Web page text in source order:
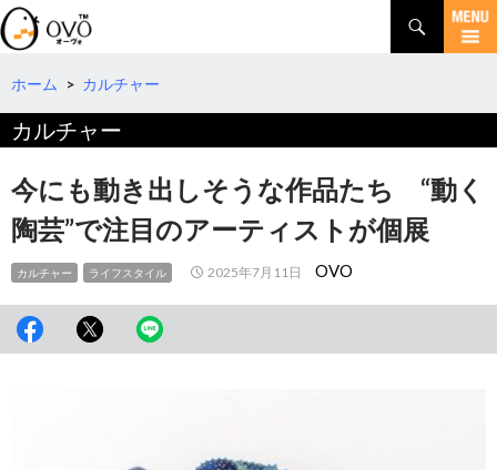
検
索
コ
テ
ツ
へ
ホーム > カルチャー
カルチャー
今にも動き出しそうな作品たち “動く
陶芸”で注目のアーティストが個展
カルチャー ライフスタイル 2025年7月11日 OVO